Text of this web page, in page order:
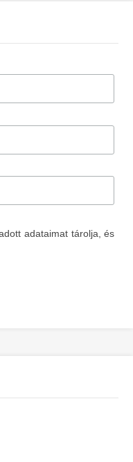
adataimat tárolja, és